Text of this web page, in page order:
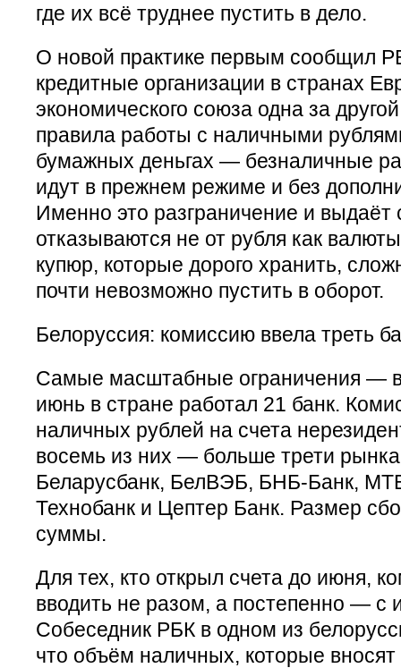
где их всё труднее пустить в дело.
О новой практике первым сообщил
кредитные организации в странах
экономического союза одна за
правила работы с наличными
бумажных деньгах — безналичные
идут в прежнем режиме и без
Именно это разграничение и выдаёт
отказываются не от рубля как
купюр, которые дорого хранить,
почти невозможно пустить в оборот.
Белоруссия: комиссию ввела треть
Самые масштабные ограничения — в
июнь в стране работал 21 банк.
наличных рублей на счета
восемь из них — больше трети
Беларусбанк, БелВЭБ, БНБ-Банк,
Технобанк и Цептер Банк. Размер
суммы.
Для тех, кто открыл счета до июня,
вводить не разом, а постепенно — с
Собеседник РБК в одном из
что объём наличных, которые